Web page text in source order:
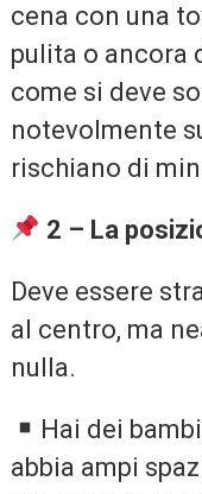
cena con una
pulita o ancora
come si deve
notevolmente
rischiano di
2 – La
Deve essere
al centro, ma
nulla.
Hai dei
abbia ampi